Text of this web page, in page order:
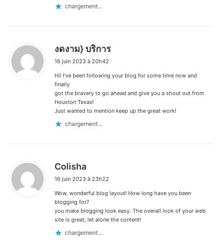
chargement…
งดงาม} บริการ
16 juin 2023 à 20h42
Hi! I’ve been following your blog for some time now and
finally
got the bravery to go ahead and give you a shout out from
Houston Texas!
Just wanted to mention keep up the great work!
chargement…
Colisha
t
:
16 juin 2023 à 23h22
Wow, wonderful blog layout! How long have you been
blogging for?
you make blogging look easy. The overall look of your web
site is great, let alone the content!
chargement…